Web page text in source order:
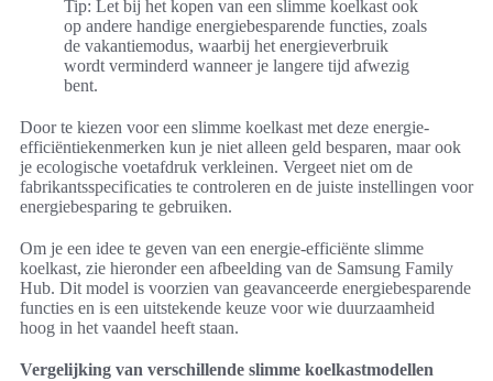
Tip: Let bij het kopen van een slimme koelkast ook
op andere handige energiebesparende functies, zoals
de vakantiemodus, waarbij het energieverbruik
wordt verminderd wanneer je langere tijd afwezig
bent.
Door te kiezen voor een slimme koelkast met deze energie-
efficiëntiekenmerken kun je niet alleen geld besparen, maar ook
je ecologische voetafdruk verkleinen. Vergeet niet om de
fabrikantsspecificaties te controleren en de juiste instellingen voor
energiebesparing te gebruiken.
Om je een idee te geven van een energie-efficiënte slimme
koelkast, zie hieronder een afbeelding van de Samsung Family
Hub. Dit model is voorzien van geavanceerde energiebesparende
functies en is een uitstekende keuze voor wie duurzaamheid
hoog in het vaandel heeft staan.
Vergelijking van verschillende slimme koelkastmodellen